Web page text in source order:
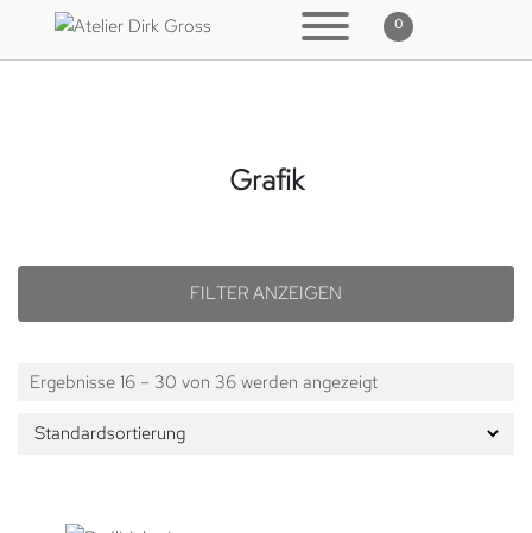
0
Grafik
Ergebnisse 16 – 30 von 36 werden angezeigt